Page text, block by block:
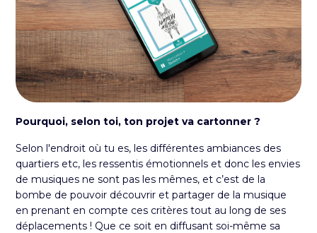
Pourquoi, selon toi, ton projet va cartonner ?
Selon l'endroit où tu es, les différentes ambiances des
quartiers etc, les ressentis émotionnels et donc les envies
de musiques ne sont pas les mêmes, et c’est de la
bombe de pouvoir découvrir et partager de la musique
en prenant en compte ces critères tout au long de ses
déplacements ! Que ce soit en diffusant soi-même sa